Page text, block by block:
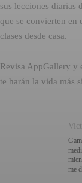
sus lecciones diarias
que se convierten en
clases desde casa.
Revisa AppGallery y
te harán la vida más
me